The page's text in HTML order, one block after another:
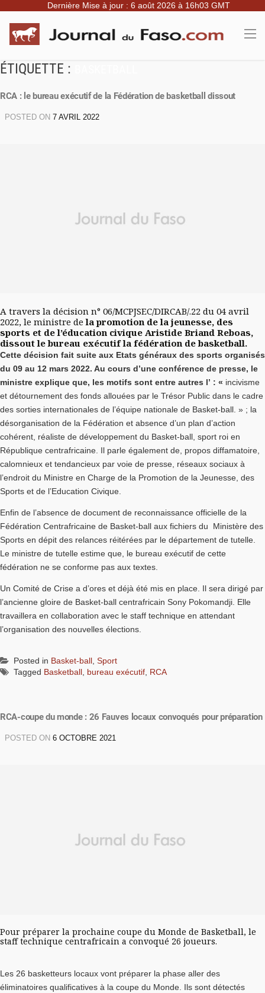
Dernière Mise à jour : 6 août 2026 à 16h03 GMT
ÉTIQUETTE :
RCA : le bureau exécutif de la Fédération de basketball dissout
POSTED ON 7 AVRIL 2022
A travers la décision n° 06/MCPJSEC/DIRCAB/.22 du 04 avril
2022, le ministre dela promotion de la jeunesse, des
sports et de l’éducation civique Aristide Briand Reboas,
dissout le bureau exécutif la fédération de basketball.
Cette décision fait suite aux Etats généraux des sports organisés
du 09 au 12 mars 2022. Au cours d’une conférence de presse, le
ministre explique que, les motifs sont entre autres l’ : « incivisme
et détournement des fonds allouées par le Trésor Public dans le cadre
des sorties internationales de l’équipe nationale de Basket-ball. » ; la
désorganisation de la Fédération et absence d’un plan d’action
cohérent, réaliste de développement du Basket-ball, sport roi en
République centrafricaine. Il parle également de, propos diffamatoire,
calomnieux et tendancieux par voie de presse, réseaux sociaux à
l’endroit du Ministre en Charge de la Promotion de la Jeunesse, des
Sports et de l’Education Civique.
Enfin de l’absence de document de reconnaissance officielle de la
Fédération Centrafricaine de Basket-ball aux fichiers du Ministère des
Sports en dépit des relances réitérées par le département de tutelle.
Le ministre de tutelle estime que, le bureau exécutif de cette
fédération ne se conforme pas aux textes.
Un Comité de Crise a d’ores et déjà été mis en place. Il sera dirigé par
l’ancienne gloire de Basket-ball centrafricain Sony Pokomandji. Elle
travaillera en collaboration avec le staff technique en attendant
l’organisation des nouvelles élections.
Posted in Basket-ball Sport
Tagged Basketball bureau exécutif RCA
RCA-coupe du monde : 26 Fauves locaux convoqués pour préparation
POSTED ON 6 OCTOBRE 2021
Pour préparer la prochaine coupe du Monde de Basketball, le
staff technique centrafricain a convoqué 26 joueurs.
Les 26 basketteurs locaux vont préparer la phase aller des
éliminatoires qualificatives à la coupe du Monde. Ils sont détectés